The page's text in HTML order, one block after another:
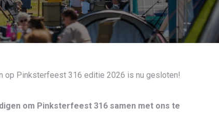
op Pinksterfeest 316 editie 2026 is nu gesloten!
om Pinksterfeest 316 samen met ons te